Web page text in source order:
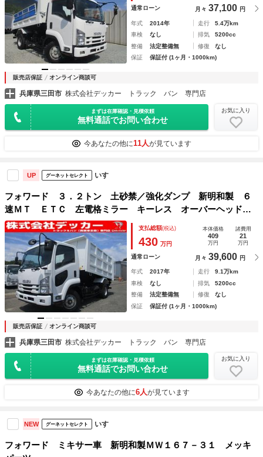
通常ローン 月々 37,100 円
年式 2014年 走行
5.4万km
車検
なし 排気
5200cc
整備
法定整備無 修復
なし
保証
保証付 (1ヶ月・1000km)
販売店保証 オンライン商談可
兵庫県三田市 株式会社デッカー トラック バン 専門店
まずは在庫確認・見積依頼
無料通話でお問い合わせ
お気に入り
今あなたの他に11人が見ています
UP グーネットセレクト いすゞ
フォワード ３．２トン 土砂禁／強化ダンプ 新明和製 ６
速ＭＴ ＥＴＣ 左電格ミラー キーレス オーバーヘッドコ
ンソール レベライザ 取扱説明書 ロープフック スペア
タイヤ ＡＢＳ ４トン ダンプ 新明和ダンプ ミッショ
ン マニュアル 暖気スイッチ
支払総額(税込)
430 万円
本体価格
409
万円
諸費用
21
万円
通常ローン 月々 39,600 円
年式 2017年 走行
9.1万km
車検
なし 排気
5200cc
整備
法定整備無 修復
なし
保証
保証付 (1ヶ月・1000km)
販売店保証 オンライン商談可
兵庫県三田市 株式会社デッカー トラック バン 専門店
まずは在庫確認・見積依頼
無料通話でお問い合わせ
お気に入り
今あなたの他に6人が見ています
NEW グーネットセレクト いすゞ
フォワード ミキサー車 新明和製ＭＷ１６７－３１ メッキ